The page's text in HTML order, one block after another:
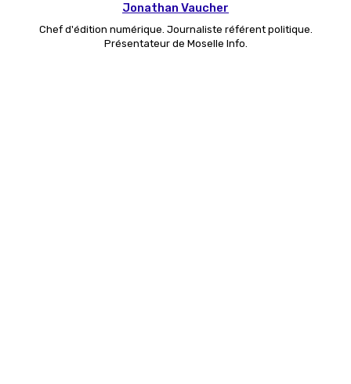
Jonathan Vaucher
Chef d'édition numérique. Journaliste référent politique.
Présentateur de Moselle Info.